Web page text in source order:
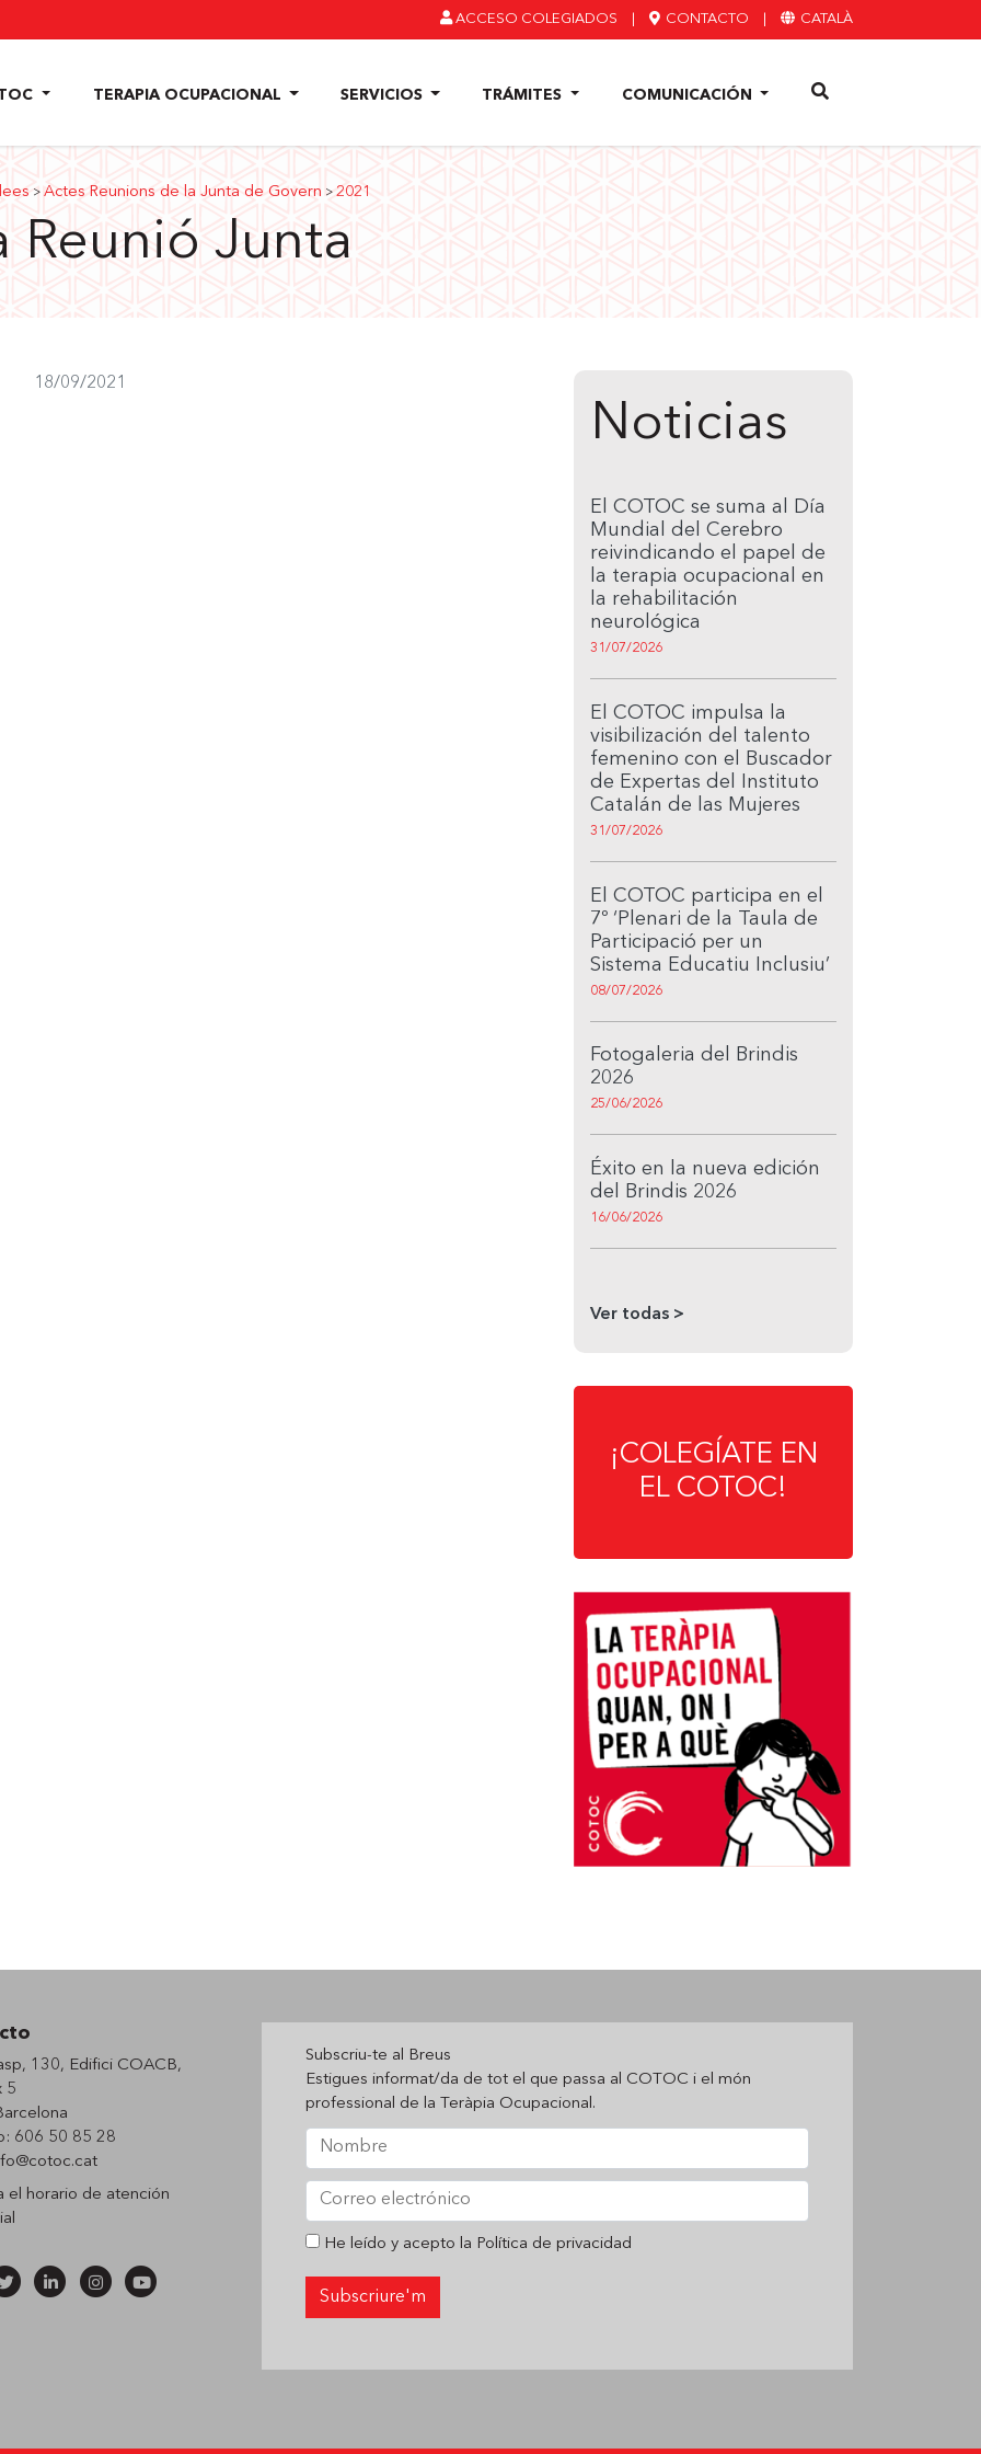
ACCESO COLEGIADOS CONTACTO CATALÀ
TERAPIA OCUPACIONAL SERVICIOS TRÁMITES COMUNICACIÓN
> Actes Reunions de la Junta de Govern > 2021
Reunió Junta
18/09/2021
Noticias
El COTOC se suma al Día
Mundial del Cerebro
reivindicando el papel de
la terapia ocupacional en
la rehabilitación
neurológica
31/07/2026
El COTOC impulsa la
visibilización del talento
femenino con el Buscador
de Expertas del Instituto
Catalán de las Mujeres
31/07/2026
El COTOC participa en el
7º ‘Plenari de la Taula de
Participació per un
Sistema Educatiu Inclusiu’
08/07/2026
Fotogaleria del Brindis
2026
25/06/2026
Éxito en la nueva edición
del Brindis 2026
16/06/2026
Ver todas >
¡COLEGÍATE EN
EL COTOC!
130, Edifici COACB,
5
606 50 85 28
el horario de atención
Subscriu-te al Breus
Estigues informat/da de tot el que passa al COTOC i el món
professional de la Teràpia Ocupacional.
He leído y acepto la Política de privacidad